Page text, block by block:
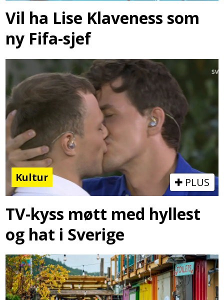
Vil ha Lise Klaveness som
ny Fifa-sjef
Kultur PLUS
TV-kyss møtt med hyllest
og hat i Sverige